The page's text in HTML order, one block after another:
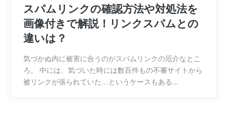
スパムリンクの確認方法や対処法を
画像付きで解説！リンクスパムとの
違いは？
気づかぬ内に被害に合うのがスパムリンクの厄介なとこ
ろ。 中には、気づいた時には数百件もの不審サイトから
被リンクが張られていた…というケースもある...